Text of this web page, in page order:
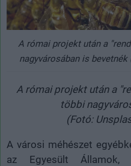
A római projekt után a
nagyvárosában is
A római projekt után a
többi
(Fotó:
A városi méhészet
az Egyesült